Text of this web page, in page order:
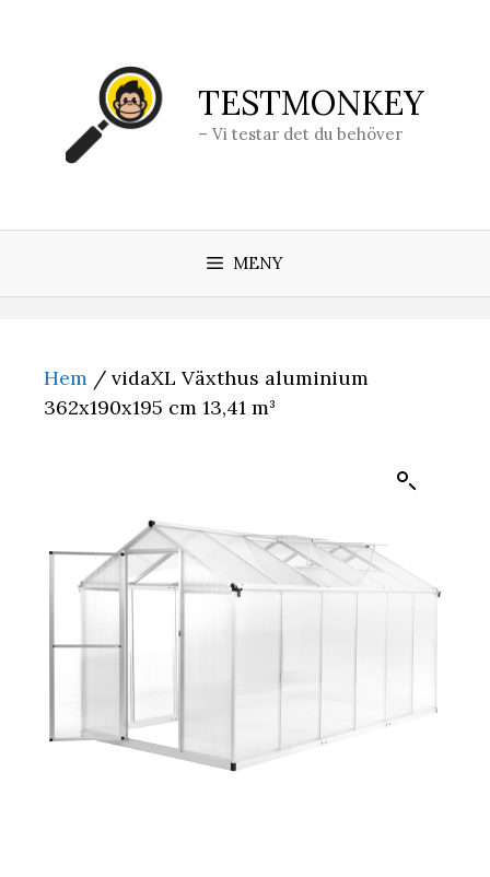
TESTMONKEY
– Vi testar det du behöver
MENY
Hem / vidaXL Växthus aluminium
362x190x195 cm 13,41 m³